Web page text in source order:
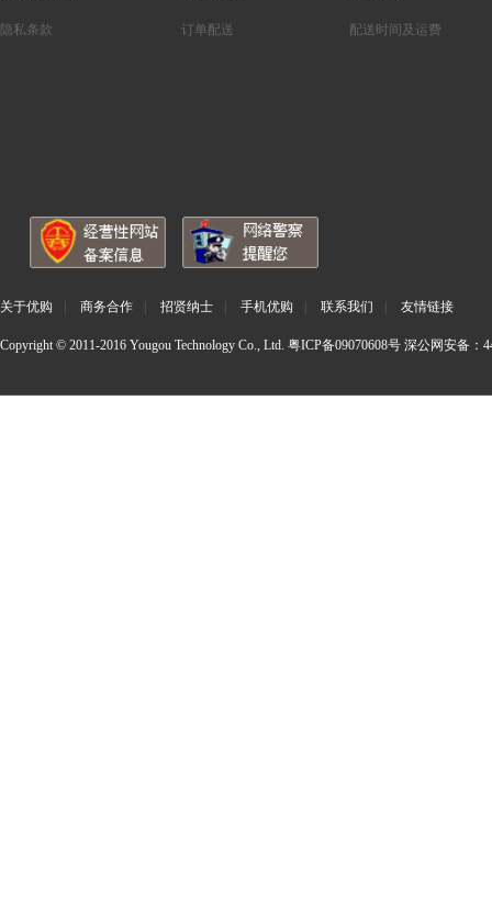
隐私条款 订单配送 配送时间及运费
关于优购 商务合作 招贤纳士 手机优购 联系我们 友情链接
Copyright © 2011-2016 Yougou Technology Co., Ltd. 粤ICP备09070608号 深公网安备：